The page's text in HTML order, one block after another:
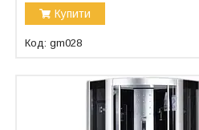
Купити
gm028